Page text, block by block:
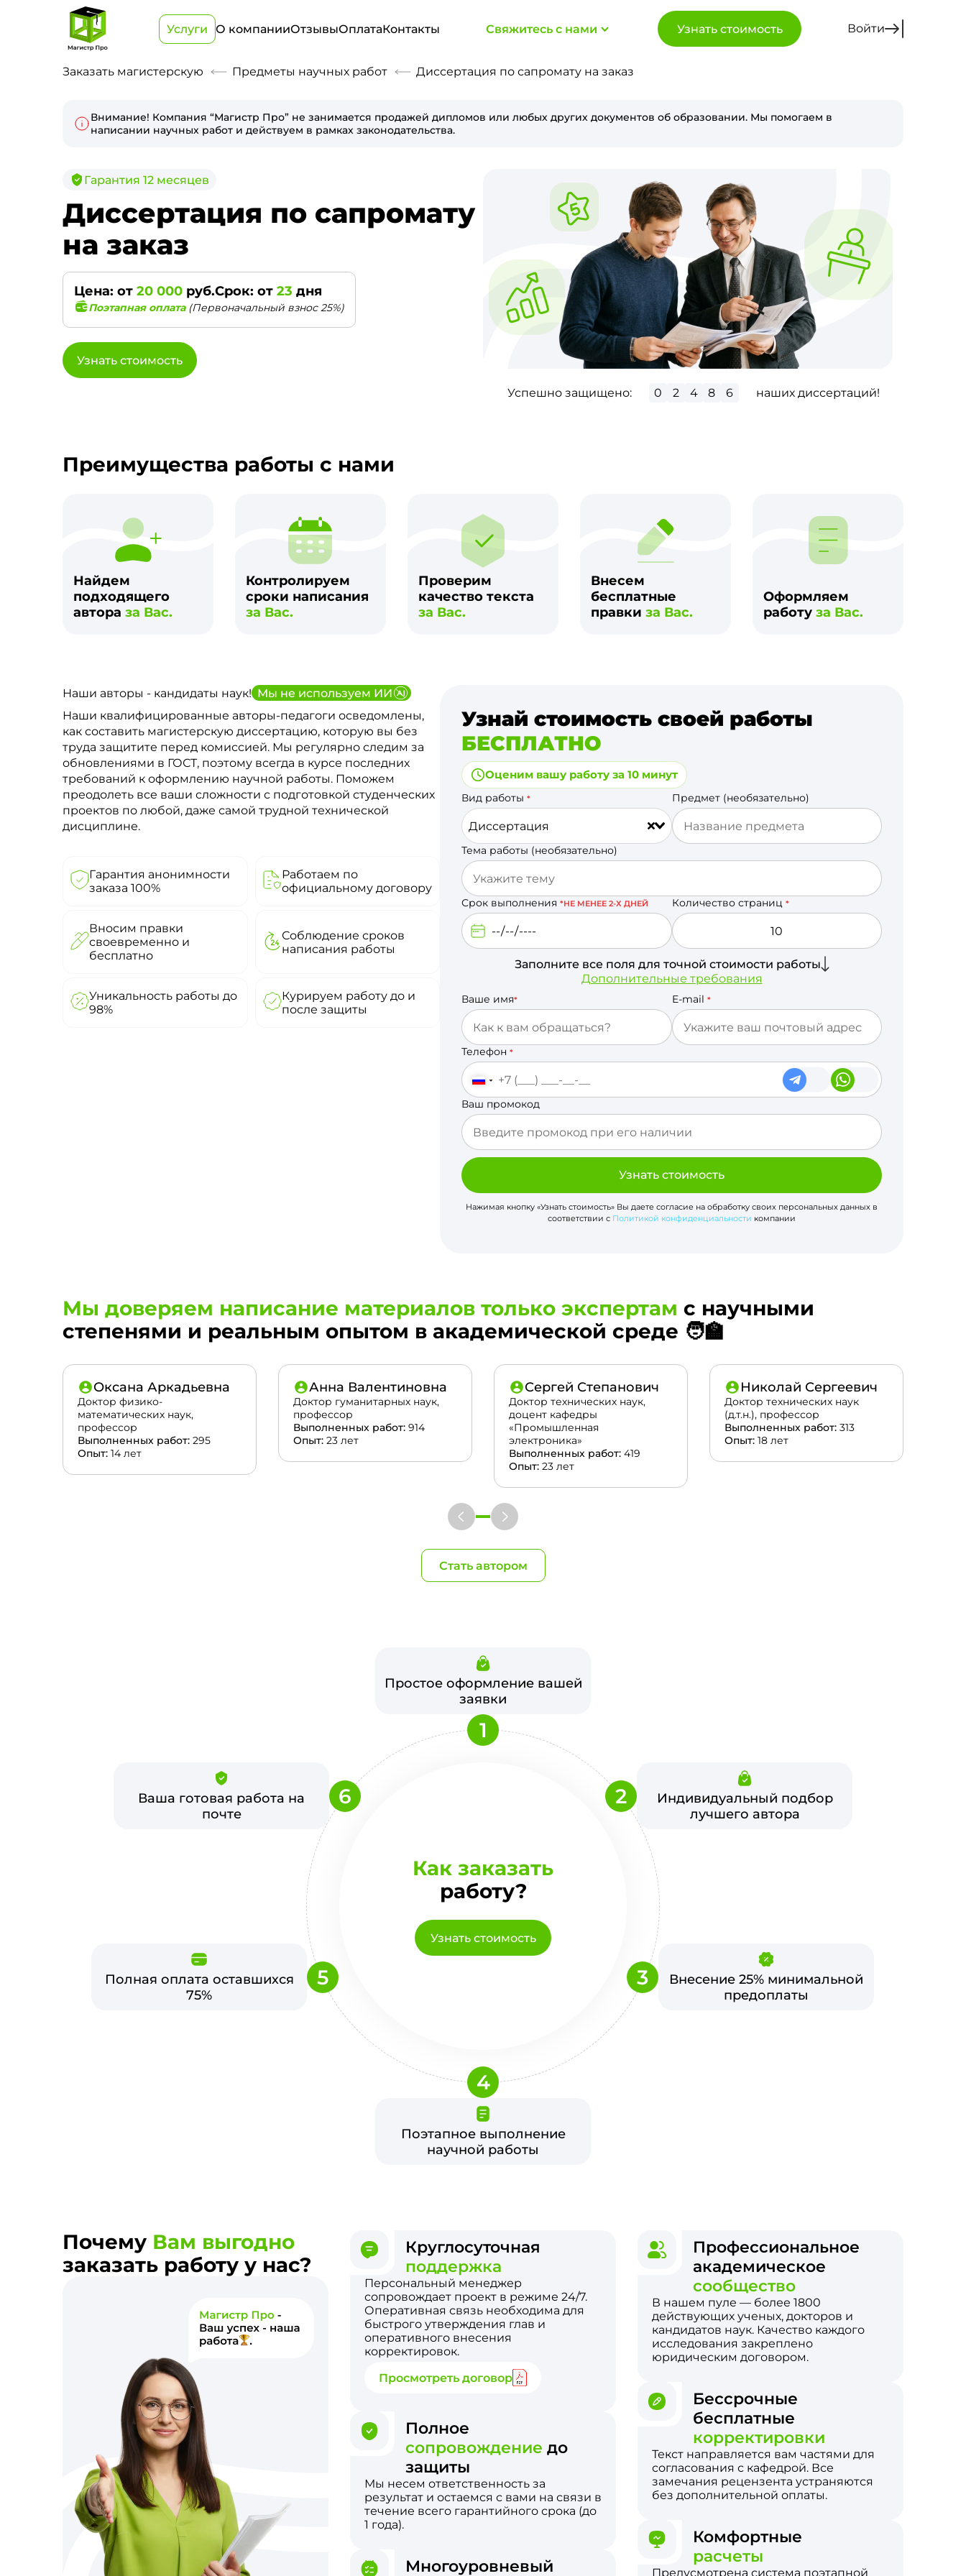
Услуги О компанииОтзывыОплатаКонтакты Свяжитесь с нами Узнать стоимость Войти
Заказать магистерскую Предметы научных работ Диссертация по сапромату на заказ
Внимание! Компания “Магистр Про” не занимается продажей дипломов или любых других документов об образовании. Мы помогаем в
написании научных работ и действуем в рамках законодательства.
Гарантия 12 месяцев
Диссертация по сапромату
на заказ
Цена: от 20 000 руб.Срок: от 23 дня
Поэтапная оплата(Первоначальный взнос 25%)
Узнать стоимость
Успешно защищено: 8
9
8
2
0 наших диссертаций!
Преимущества работы с нами
Найдем
подходящего
автора за Вас.
Контролируем
сроки написания
за Вас.
Проверим
качество текста
за Вас.
Внесем
бесплатные
правки за Вас.
Оформляем
работу за Вас.
Наши авторы - кандидаты наук! Мы не используем ИИ
Наши квалифицированные авторы-педагоги осведомлены,
как составить магистерскую диссертацию, которую вы без
труда защитите перед комиссией. Мы регулярно следим за
обновлениями в ГОСТ, поэтому всегда в курсе последних
требований к оформлению научной работы. Поможем
преодолеть все ваши сложности с подготовкой студенческих
проектов по любой, даже самой трудной технической
дисциплине.
Гарантия анонимности
заказа 100%
Работаем по
официальному договору
Вносим правки
своевременно и
бесплатно
Соблюдение сроков
написания работы
Уникальность работы до
98%
Курируем работу до и
после защиты
Узнай стоимость своей работы
БЕСПЛАТНО
Оценим вашу работу за 10 минут
Вид работы *
Диссертация
Предмет (необязательно)
Тема работы (необязательно)
Срок выполнения *НЕ МЕНЕЕ 2-Х ДНЕЙ Количество страниц *
Заполните все поля для точной стоимости работы
Дополнительные требования
Ваше имя* E-mail *
Телефон *
Ваш промокод
Узнать стоимость
Нажимая кнопку «Узнать стоимость» Вы даете согласие на обработку своих персональных данных в
соответствии с Политикой конфиденциальности компании
Мы доверяем написание материалов только экспертам с научными
степенями и реальным опытом в академической среде 🧑‍🏫
Оксана Аркадьевна
Доктор физико-
математических наук,
профессор
Выполненных работ: 295
Опыт: 14 лет
Анна Валентиновна
Доктор гуманитарных наук,
профессор
Выполненных работ: 914
Опыт: 23 лет
Сергей Степанович
Доктор технических наук,
доцент кафедры
«Промышленная
электроника»
Выполненных работ: 419
Опыт: 23 лет
Николай Сергеевич
Доктор технических наук
(д.т.н.), профессор
Выполненных работ: 313
Опыт: 18 лет
Стать автором
Как заказать
работу?
Узнать стоимость
Простое оформление вашей
заявки
1
Индивидуальный подбор
лучшего автора
2
Внесение 25% минимальной
предоплаты
3
Поэтапное выполнение
научной работы
4
Полная оплата оставшихся
75%
5
Ваша готовая работа на
почте
6
Почему Вам выгодно
заказать работу у нас?
Круглосуточная
поддержка
Персональный менеджер
сопровождает проект в режиме 24/7.
Оперативная связь необходима для
быстрого утверждения глав и
оперативного внесения
корректировок.
Просмотреть договор
Полное
сопровождение до
защиты
Мы несем ответственность за
результат и остаемся с вами на связи в
течение всего гарантийного срока (до
1 года).
Многоуровневый
Профессиональное
академическое
сообщество
В нашем пуле — более 1800
действующих ученых, докторов и
кандидатов наук. Качество каждого
исследования закреплено
юридическим договором.
Бессрочные
бесплатные
корректировки
Текст направляется вам частями для
согласования с кафедрой. Все
замечания рецензента устраняются
без дополнительной оплаты.
Комфортные
расчеты
Предусмотрена система поэтапной